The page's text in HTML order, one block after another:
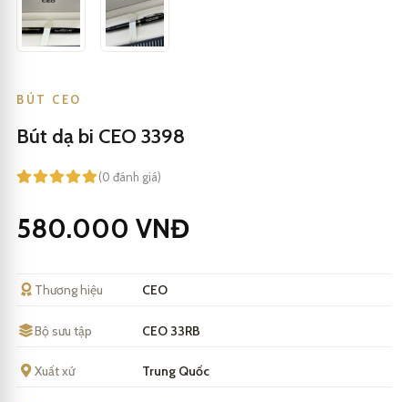
BÚT CEO
Bút dạ bi CEO 3398
(0 đánh giá)
580.000 VNĐ
Thương hiệu CEO
Bộ sưu tập CEO 33RB
Xuất xứ Trung Quốc